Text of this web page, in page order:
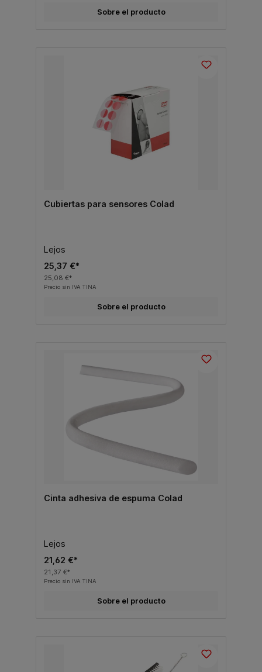
Sobre el producto
Cubiertas para sensores Colad
Lejos
25,37 €*
25,08 €*
Precio sin IVA TINA
Sobre el producto
Cinta adhesiva de espuma Colad
Lejos
21,62 €*
21,37 €*
Precio sin IVA TINA
Sobre el producto